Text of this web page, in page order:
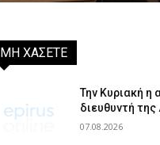
ΜΗ ΧΑΣΕΤΕ
Την Κυριακή η
διευθυντή
07.08.2026